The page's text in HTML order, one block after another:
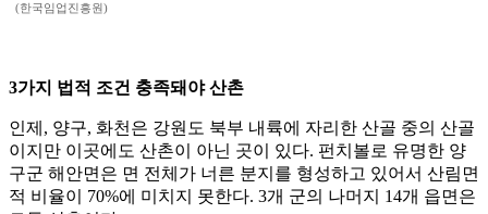
(한국임업진흥원)
3가지 법적 조건 충족돼야 산촌
인제, 양구, 화천은 강원도 북부 내륙에 자리한 산골 중의 산골
이지만 이곳에도 산촌이 아닌 곳이 있다. 펀치볼로 유명한 양
구군 해안면은 면 전체가 너른 분지를 형성하고 있어서 산림면
적 비율이 70%에 미치지 못한다. 3개 군의 나머지 14개 읍면은